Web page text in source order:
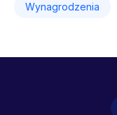
Wynagrodzenia